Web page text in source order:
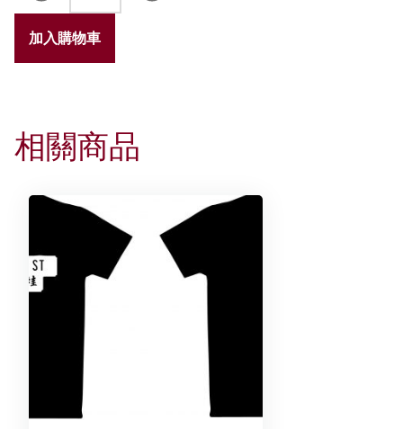
32GB
記
收
盒
加入購物車
相關商品